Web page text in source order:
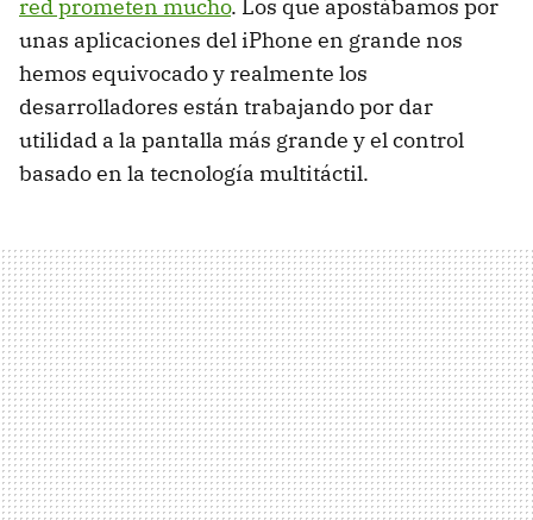
red prometen mucho. Los que apostábamos por
unas aplicaciones del iPhone en grande nos
hemos equivocado y realmente los
desarrolladores están trabajando por dar
utilidad a la pantalla más grande y el control
basado en la tecnología multitáctil.